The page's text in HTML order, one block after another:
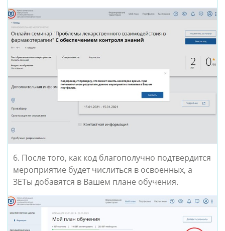
6. После того, как код благополучно подтвердится
мероприятие будет числиться в освоенных, а
ЗЕТы добавятся в Вашем плане обучения.